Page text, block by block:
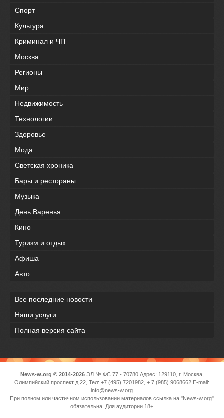
Спорт
Культура
Криминал и ЧП
Москва
Регионы
Мир
Недвижимость
Технологии
Здоровье
Мода
Светская хроника
Бары и рестораны
Музыка
День Варенья
Кино
Туризм и отдых
Афиша
Авто
Все последние новости
Наши услуги
Полная версия сайта
News-w.org © 2014-2026ЭЛ № ФС 77 - 70780 Адрес: 129110, г. Москва,
Олимпийский проспект д 22, Тел: +7 (495) 7201982, + 7 (985) 9068662 E-mail:
info@news-w.org
При полном или частичном использовании материалов ссылка на "News-w.org"
обязательна. Для аудитории 18+